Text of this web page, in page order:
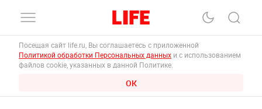
Посещая сайт life.ru, Вы соглашаетесь с приложенной
Политикой обработки Персональных данных и с использованием
файлов cookie, указанных в данной Политике.
ОК